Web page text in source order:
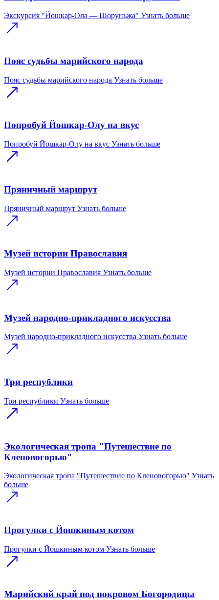
Экскурсия "Йошкар-Ола — Шоруньжа" Узнать больше
Пояс судьбы марийского народа
Пояс судьбы марийского народа Узнать больше
Попробуй Йошкар-Олу на вкус
Попробуй Йошкар-Олу на вкус Узнать больше
Пряничный маршрут
Пряничный маршрут Узнать больше
Музей истории Православия
Музей истории Православия Узнать больше
Музей народно-прикладного искусства
Музей народно-прикладного искусства Узнать больше
Три республики
Три республики Узнать больше
Экологическая тропа "Путешествие по
Кленовогорью"
Экологическая тропа "Путешествие по Кленовогорью" Узнать
больше
Прогулки с Йошкиным котом
Прогулки с Йошкиным котом Узнать больше
Марийский край под покровом Богородицы